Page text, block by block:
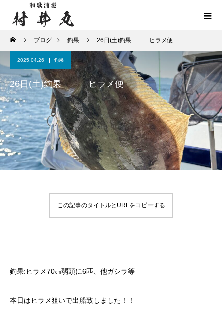
ブログ 釣果 26日(土)釣果 ヒラメ便
2025.04.26 釣果
26日(土)釣果 ヒラメ便
この記事のタイトルとURLをコピーする
釣果:ヒラメ70㎝弱頭に6匹、他ガシラ等
本日はヒラメ狙いで出船致しました！！